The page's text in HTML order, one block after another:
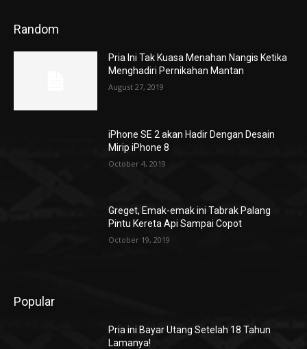
Random
Pria Ini Tak Kuasa Menahan Nangis Ketika
Menghadiri Pernikahan Mantan
August 27, 2019
iPhone SE 2 akan Hadir Dengan Desain
Mirip iPhone 8
October 4, 2019
Greget, Emak-emak ini Tabrak Palang
Pintu Kereta Api Sampai Copot
October 19, 2019
Popular
Pria ini Bayar Utang Setelah 18 Tahun
Lamanya!